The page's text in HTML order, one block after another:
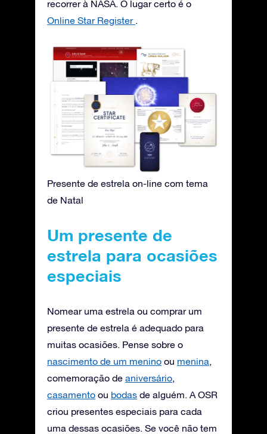
recorrer à NASA. O lugar certo é o
Online Star Register .
Presente de estrela on-line com tema
de Natal
Um presente de
estrela para ocasiões
especiais
Nomear uma estrela ou comprar um
presente de estrela é adequado para
muitas ocasiões. Pense sobre o
nascimento de um menino ou menina,
comemoração de aniversário,
casamento ou bodas de alguém. A OSR
criou presentes especiais para cada
uma dessas ocasiões. Se você não tem